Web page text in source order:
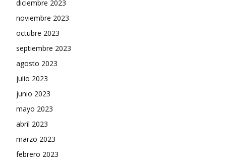
diciembre 2023
noviembre 2023
octubre 2023
septiembre 2023
agosto 2023
julio 2023
junio 2023
mayo 2023
abril 2023
marzo 2023
febrero 2023